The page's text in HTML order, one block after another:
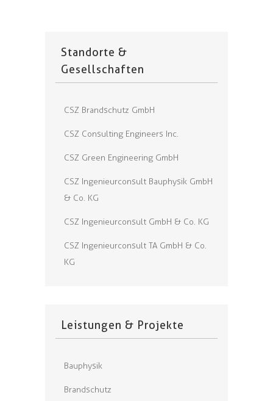
Standorte &
Gesellschaften
CSZ Brandschutz GmbH
CSZ Consulting Engineers Inc.
CSZ Green Engineering GmbH
CSZ Ingenieurconsult Bauphysik GmbH
& Co. KG
CSZ Ingenieurconsult GmbH & Co. KG
CSZ Ingenieurconsult TA GmbH & Co.
KG
Leistungen & Projekte
Bauphysik
Brandschutz